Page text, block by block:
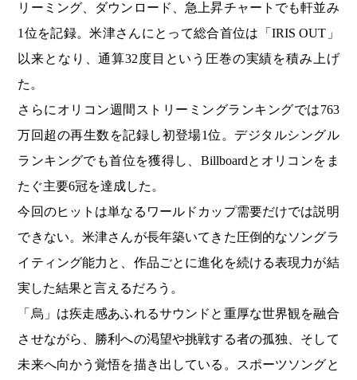
リーミング、ダウンロード、急上昇チャートでも軒並み
1位を記録。米津さんにとって総合首位は「IRIS OUT」
以来となり、通算32度目という圧巻の実績を積み上げ
た。
さらにオリコン週間ストリーミングランキングでは763
万回超の再生数を記録し初登場1位。デジタルシングル
ランキングでも首位を獲得し、Billboardとオリコンをま
たぐ主要6冠を達成した。
今回のヒットは単なるワールドカップ需要だけでは説明
できない。米津さんが長年築いてきた圧倒的なソングラ
イティング能力と、作品ごとに進化を続ける表現力が結
実した結果と言えるだろう。
「烏」は疾走感あふれるサウンドと重厚な世界観を融合
させながら、勝利への渇望や挑戦する者の孤独、そして
未来へ向かう覚悟を描き出している。スポーツソングと